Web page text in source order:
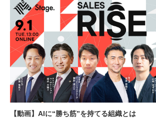
【動画】AIに“勝ち筋”を持てる組織とは